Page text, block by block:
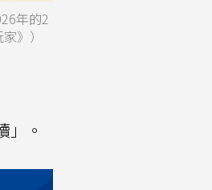
年的2
》）
」。